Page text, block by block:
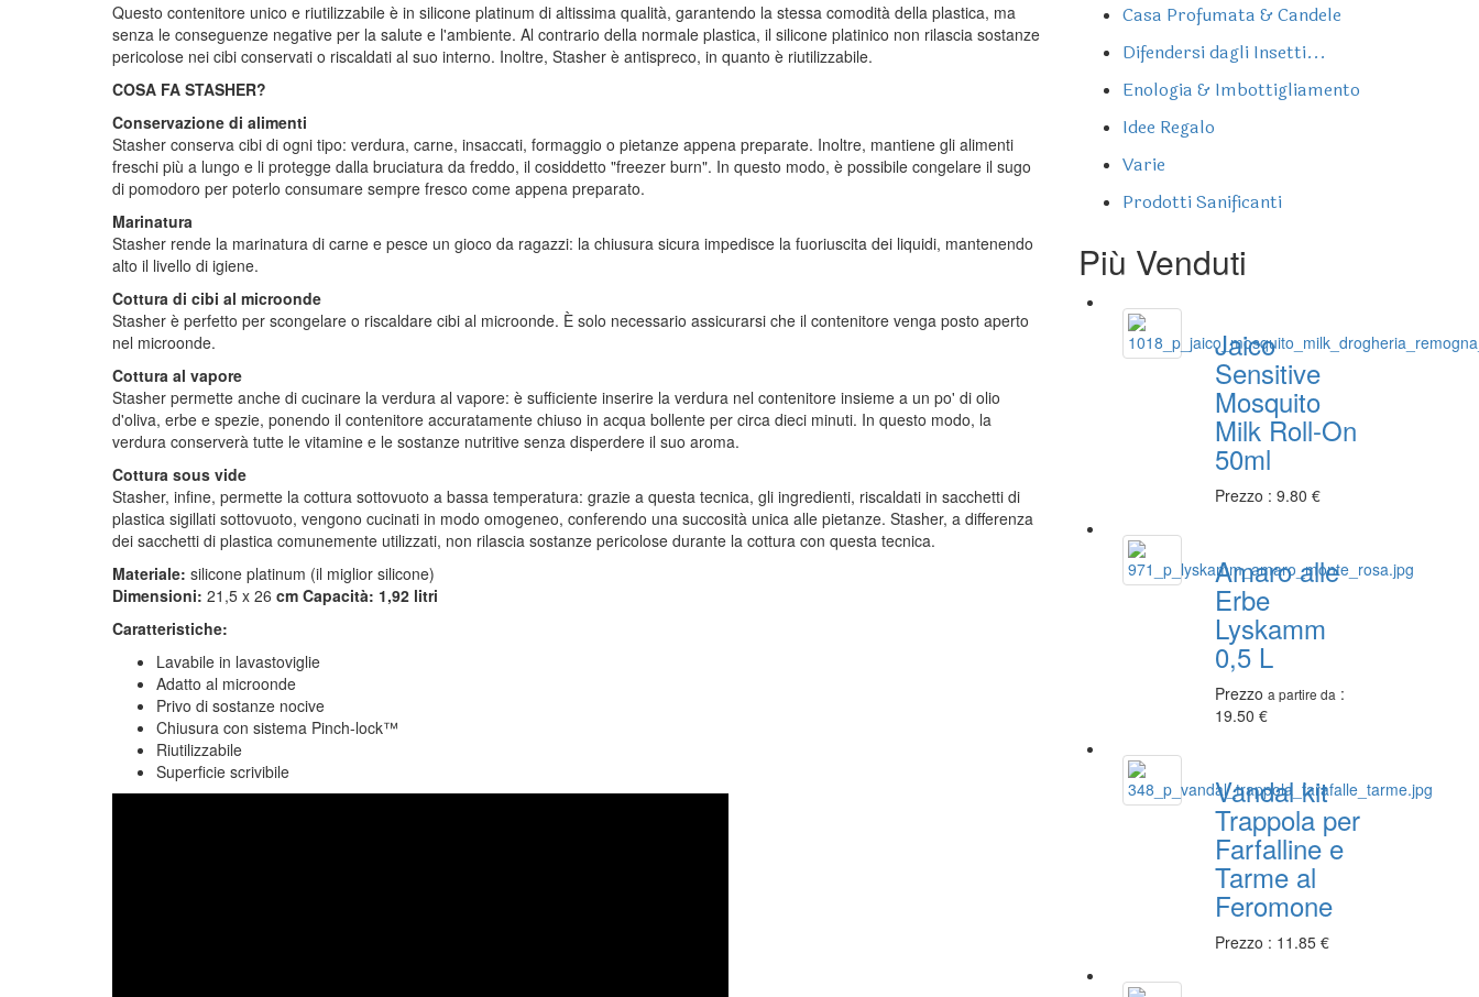
Questo contenitore unico e riutilizzabile è in silicone platinum di altissima qualità, garantendo la stessa comodità della plastica, ma
senza le conseguenze negative per la salute e l'ambiente. Al contrario della normale plastica, il silicone platinico non rilascia sostanze
pericolose nei cibi conservati o riscaldati al suo interno. Inoltre, Stasher è antispreco, in quanto è riutilizzabile.
COSA FA STASHER?
Conservazione di alimenti
Stasher conserva cibi di ogni tipo: verdura, carne, insaccati, formaggio o pietanze appena preparate. Inoltre, mantiene gli alimenti
freschi più a lungo e li protegge dalla bruciatura da freddo, il cosiddetto "freezer burn". In questo modo, è possibile congelare il sugo
di pomodoro per poterlo consumare sempre fresco come appena preparato.
Marinatura
Stasher rende la marinatura di carne e pesce un gioco da ragazzi: la chiusura sicura impedisce la fuoriuscita dei liquidi, mantenendo
alto il livello di igiene.
Cottura di cibi al microonde
Stasher è perfetto per scongelare o riscaldare cibi al microonde. È solo necessario assicurarsi che il contenitore venga posto aperto
nel microonde.
Cottura al vapore
Stasher permette anche di cucinare la verdura al vapore: è sufficiente inserire la verdura nel contenitore insieme a un po' di olio
d'oliva, erbe e spezie, ponendo il contenitore accuratamente chiuso in acqua bollente per circa dieci minuti. In questo modo, la
verdura conserverà tutte le vitamine e le sostanze nutritive senza disperdere il suo aroma.
Cottura sous vide
Stasher, infine, permette la cottura sottovuoto a bassa temperatura: grazie a questa tecnica, gli ingredienti, riscaldati in sacchetti di
plastica sigillati sottovuoto, vengono cucinati in modo omogeneo, conferendo una succosità unica alle pietanze. Stasher, a differenza
dei sacchetti di plastica comunemente utilizzati, non rilascia sostanze pericolose durante la cottura con questa tecnica.
Materiale: silicone platinum (il miglior silicone)
Dimensioni: 21,5 x 26 cm Capacità: 1,92 litri
Caratteristiche:
Lavabile in lavastoviglie
Adatto al microonde
Privo di sostanze nocive
Chiusura con sistema Pinch-lock™
Riutilizzabile
Superficie scrivibile
Casa Profumata & Candele
Difendersi dagli Insetti...
Enologia & Imbottigliamento
Idee Regalo
Varie
Prodotti Sanificanti
Più Venduti
Jaico
Sensitive
Mosquito
Milk Roll-On
50ml
Prezzo : 9.80 €
Amaro alle
Erbe
Lyskamm
0,5 L
Prezzo a partire da:
19.50 €
Vandal kit
Trappola per
Farfalline e
Tarme al
Feromone
Prezzo : 11.85 €